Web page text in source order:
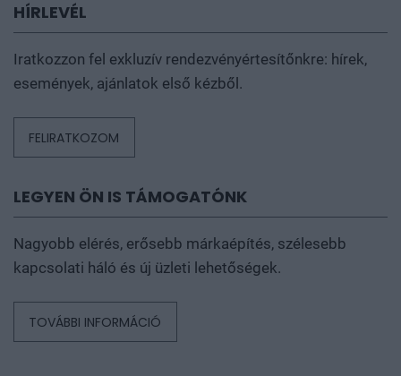
HÍRLEVÉL
Iratkozzon fel exkluzív rendezvényértesítőnkre: hírek,
események, ajánlatok első kézből.
FELIRATKOZOM
LEGYEN ÖN IS TÁMOGATÓNK
Nagyobb elérés, erősebb márkaépítés, szélesebb
kapcsolati háló és új üzleti lehetőségek.
TOVÁBBI INFORMÁCIÓ